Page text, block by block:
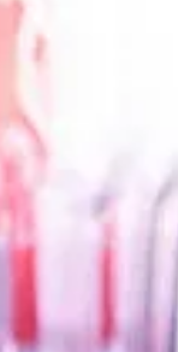
|Carcamusas
| Mango
rellenas de lacón